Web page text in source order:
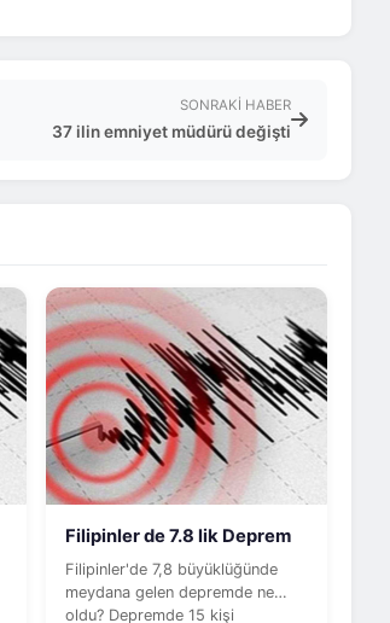
SONRAKI HABER
37 ilin emniyet müdürü değişti
Filipinler de 7.8 lik Deprem
Filipinler'de 7,8 büyüklüğünde
meydana gelen depremde ne
oldu? Depremde 15 kişi